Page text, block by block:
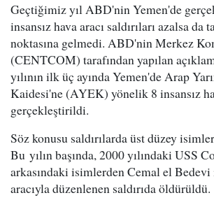
Geçtiğimiz yıl ABD'nin Yemen'de
insansız hava aracı saldırıları azalsa da
noktasına gelmedi. ABD'nin Merkez
(CENTCOM) tarafından yapılan
yılının ilk üç ayında Yemen'de Arap
Kaidesi'ne (AYEK) yönelik 8 insansız
gerçekleştirildi.
Söz konusu saldırılarda üst düzey
Bu yılın başında, 2000 yılındaki USS
arkasındaki isimlerden Cemal el Bedevi
aracıyla düzenlenen saldırıda öldürüldü.